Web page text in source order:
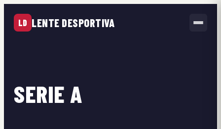
LD LENTE DESPORTIVA
SERIE A